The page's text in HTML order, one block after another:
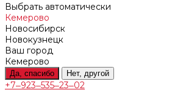
Выбрать автоматически
Кемерово
Новосибирск
Новокузнецк
Ваш город
Кемерово
Да, спасибо Нет, другой
+7‒923‒535‒23‒02